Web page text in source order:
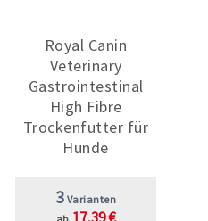
Royal Canin
Veterinary
Gastrointestinal
High Fibre
Trockenfutter für
Hunde
3 Varianten
ab 17,39 €